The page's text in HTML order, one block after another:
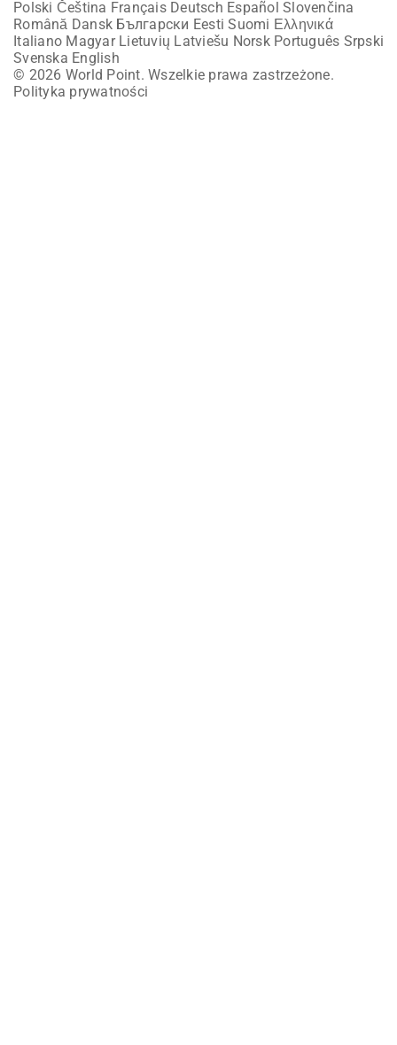
Polski Čeština Français Deutsch Español Slovenčina
Română Dansk Български Eesti Suomi Ελληνικά
Italiano Magyar Lietuvių Latviešu Norsk Português Srpski
Svenska English
© 2026 World Point. Wszelkie prawa zastrzeżone.
Polityka prywatności